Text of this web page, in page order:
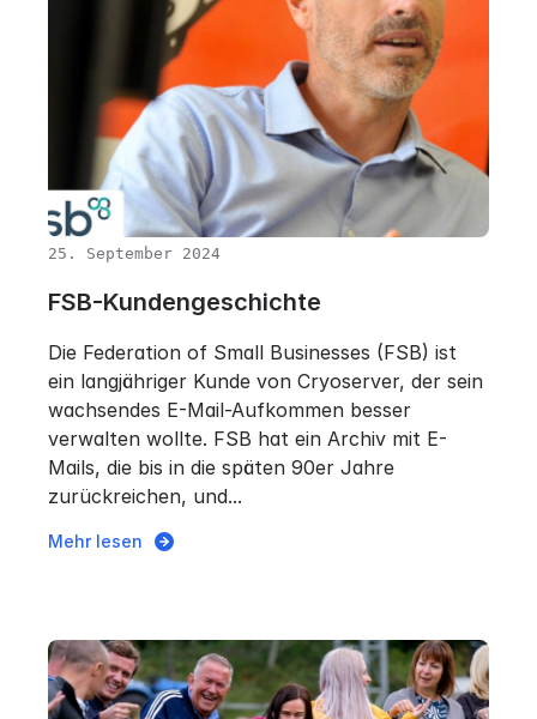
25. September 2024
FSB-Kundengeschichte
Die Federation of Small Businesses (FSB) ist
ein langjähriger Kunde von Cryoserver, der sein
wachsendes E-Mail-Aufkommen besser
verwalten wollte. FSB hat ein Archiv mit E-
Mails, die bis in die späten 90er Jahre
zurückreichen, und...
Mehr lesen